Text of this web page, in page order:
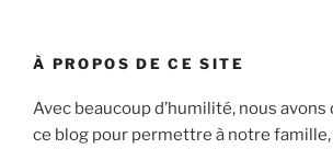
À PROPOS DE CE SITE
Avec beaucoup d’humilité, nous
ce blog pour permettre à notre famille,